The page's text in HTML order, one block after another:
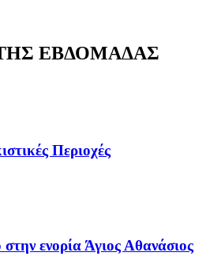
ΕΒΔΟΜΑΔΑΣ
Περιοχές
στην ενορία Άγιος Αθανάσιος